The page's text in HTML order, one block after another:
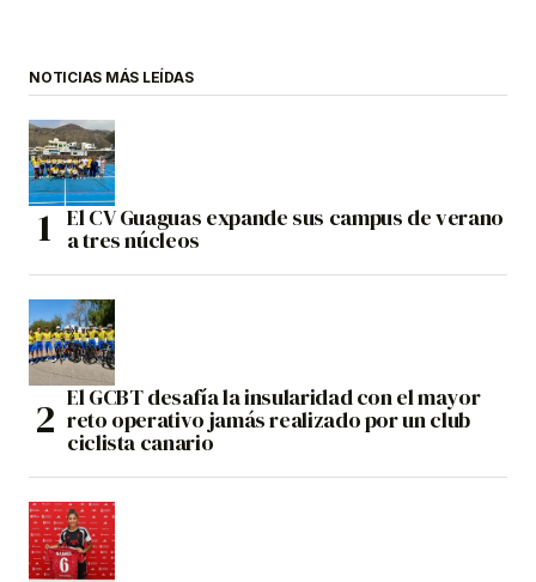
NOTICIAS MÁS LEÍDAS
El CV Guaguas expande sus campus de verano
a tres núcleos
El GCBT desafía la insularidad con el mayor
reto operativo jamás realizado por un club
ciclista canario